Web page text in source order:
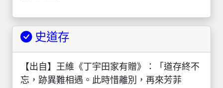
史道存
【出自】王維《丁宇田家有贈》：「道存終不
忘，跡異難相遇。此時惜離別，再來芳菲